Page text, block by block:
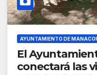
AYUNTAMIENTO DE
El
conectará las